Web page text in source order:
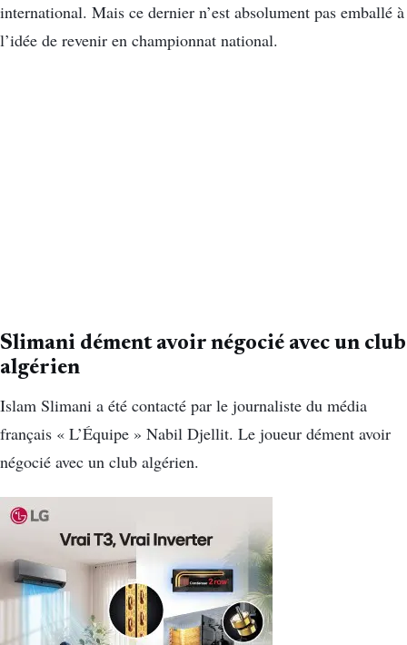
international. Mais ce dernier n’est absolument pas emballé à
l’idée de revenir en championnat national.
Slimani dément avoir négocié avec un club
algérien
Islam Slimani a été contacté par le journaliste du média
français « L’Équipe » Nabil Djellit. Le joueur dément avoir
négocié avec un club algérien.